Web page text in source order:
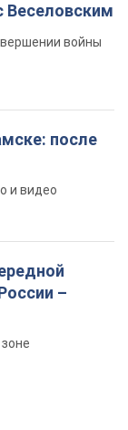
Веселовским
войны
после
и видео
–